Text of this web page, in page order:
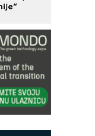
i
priče